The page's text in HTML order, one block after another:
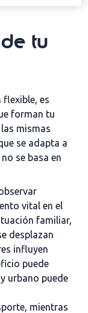
tu
es
forman tu
mismas
se adapta a
se basa en
vital en el
familiar,
desplazan
influyen
puede
urbano puede
mientras